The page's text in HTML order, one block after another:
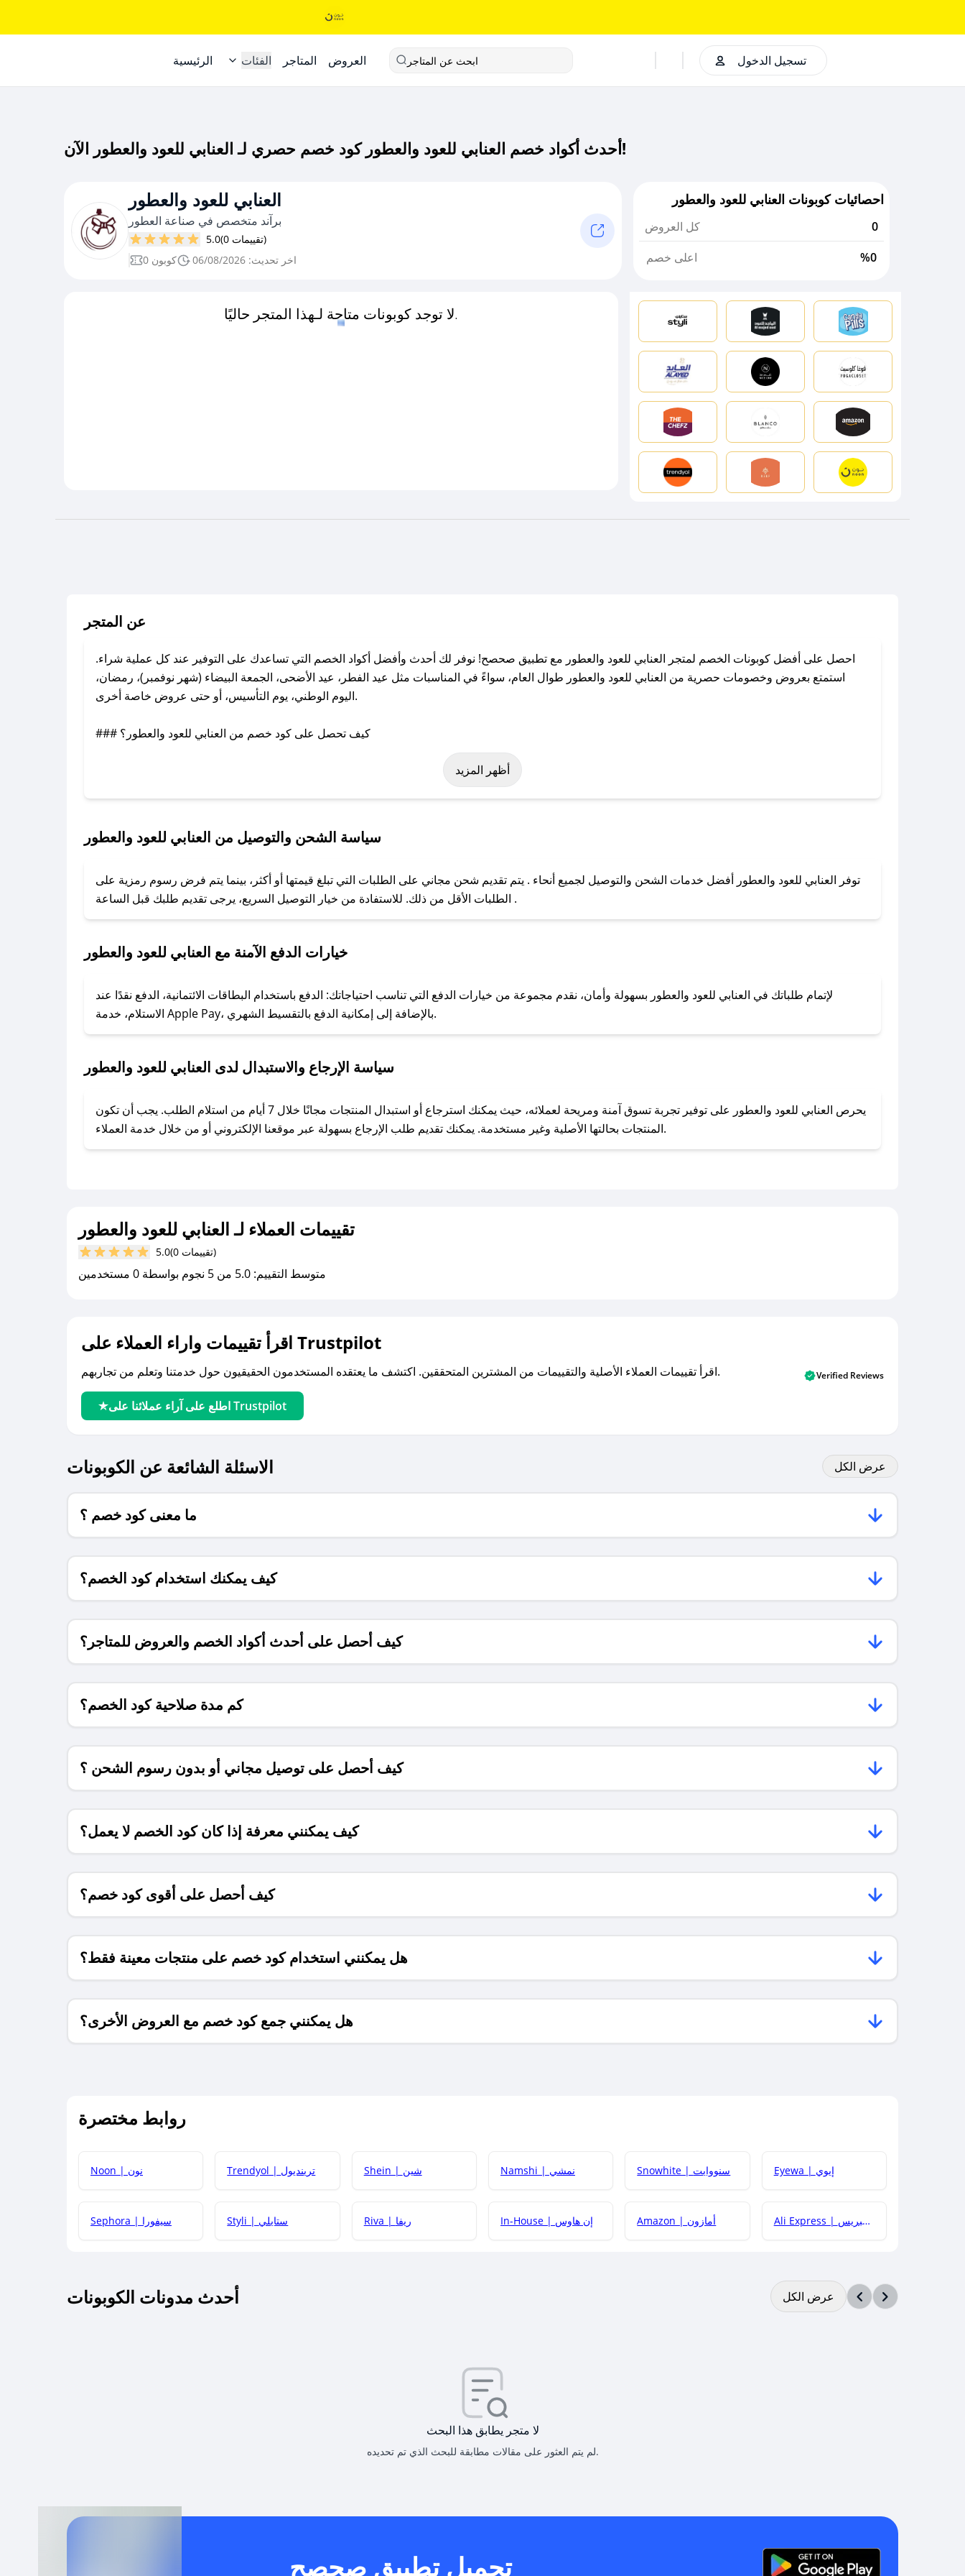
الرئيسية الفئات المتاجر العروض ابحث عن المتاجر تسجيل الدخول
أحدث أكواد خصم العنابي للعود والعطور كود خصم حصري لـ العنابي للعود والعطور الآن!
العنابي للعود والعطور
برآند متخصص في صناعة العطور
5.0
(0 تقييمات)
0 كوبون
اخر تحديث: 06/08/2026
احصائيات كوبونات العنابي للعود والعطور
كل العروض
0
اعلى خصم
%0
لا توجد كوبونات متاحة لـهذا المتجر حاليًا.
عن المتجر
احصل على أفضل كوبونات الخصم لمتجر العنابي للعود والعطور مع تطبيق صحصح! نوفر لك أحدث وأفضل أكواد الخصم التي تساعدك على التوفير عند كل عملية شراء.
استمتع بعروض وخصومات حصرية من العنابي للعود والعطور طوال العام، سواءً في المناسبات مثل عيد الفطر، عيد الأضحى، الجمعة البيضاء (شهر نوفمبر)، رمضان،
اليوم الوطني، يوم التأسيس، أو حتى عروض خاصة أخرى.
### كيف تحصل على كود خصم من العنابي للعود والعطور؟
باستخدام تطبيق صحصح، يمكنك العثور بسهولة على كود خصم العنابي للعود والعطور. وفي حال عدم توفر الكوبون، تواصل معنا عبر تويتر أو البريد الإلكتروني لإضافته
2. الصقه في خانة الدفع عند التسوق من العنابي للعود والعطور.
### ماذا أفعل إذا لم يعمل كود الخصم؟
لا تقلق! يمكنك التواصل مع فريق دعم صحصح عبر الرسائل الخاصة على تويتر أو البريد الإلكتروني، وسنقوم بحل المشكلة في أسرع وقت ممكن.
في حال عدم توفر كوبونات لمتجرك المفضل، يمكنك مراسلتنا مباشرة وسنعمل على توفير الكوبونات في أسرع وقت ممكن.
### كيف تحصل على كوبونات خصم حصرية من العنابي للعود والعطور؟
للحصول على كوبونات وخصومات حصرية، قم بما يلي:
- اضغط على أيقونة متابعة لمتجر العنابي للعود والعطور في تطبيق صحصح.
- قم بتفعيل إشعارات تطبيق صحصح ليصلك كل جديد.
أظهر المزيد
سياسة الشحن والتوصيل من العنابي للعود والعطور
توفر العنابي للعود والعطور أفضل خدمات الشحن والتوصيل لجميع أنحاء . يتم تقديم شحن مجاني على الطلبات التي تبلغ قيمتها أو أكثر، بينما يتم فرض رسوم رمزية على
الطلبات الأقل من ذلك. للاستفادة من خيار التوصيل السريع، يرجى تقديم طلبك قبل الساعة .
خيارات الدفع الآمنة مع العنابي للعود والعطور
لإتمام طلباتك في العنابي للعود والعطور بسهولة وأمان، نقدم مجموعة من خيارات الدفع التي تناسب احتياجاتك: الدفع باستخدام البطاقات الائتمانية، الدفع نقدًا عند
الاستلام، خدمة Apple Pay، بالإضافة إلى إمكانية الدفع بالتقسيط الشهري.
سياسة الإرجاع والاستبدال لدى العنابي للعود والعطور
يحرص العنابي للعود والعطور على توفير تجربة تسوق آمنة ومريحة لعملائه، حيث يمكنك استرجاع أو استبدال المنتجات مجانًا خلال 7 أيام من استلام الطلب. يجب أن تكون
المنتجات بحالتها الأصلية وغير مستخدمة. يمكنك تقديم طلب الإرجاع بسهولة عبر موقعنا الإلكتروني أو من خلال خدمة العملاء.
تقييمات العملاء لـ العنابي للعود والعطور
5.0 (0 تقييمات)
متوسط التقييم: 5.0 من 5 نجوم بواسطة 0 مستخدمين
اقرأ تقييمات واراء العملاء على Trustpilot
اقرأ تقييمات العملاء الأصلية والتقييمات من المشترين المتحققين. اكتشف ما يعتقده المستخدمون الحقيقيون حول خدمتنا وتعلم من تجاربهم.
اطلع على آراء عملائنا على Trustpilot
Verified Reviews
الاسئلة الشائعة عن الكوبونات عرض الكل
ما معنى كود خصم ؟
كيف يمكنك استخدام كود الخصم؟
كيف أحصل على أحدث أكواد الخصم والعروض للمتاجر؟
كم مدة صلاحية كود الخصم؟
كيف أحصل على توصيل مجاني أو بدون رسوم الشحن ؟
كيف يمكنني معرفة إذا كان كود الخصم لا يعمل؟
كيف أحصل على أقوى كود خصم؟
هل يمكنني استخدام كود خصم على منتجات معينة فقط؟
هل يمكنني جمع كود خصم مع العروض الأخرى؟
روابط مختصرة
Noon | نون Trendyol | ترينديول Shein | شين Namshi | نمشي Snowhite | سنووايت Eyewa | إيوي
Sephora | سيفورا Styli | ستايلي Riva | ريفا In-House | إن هاوس Amazon | أمازون Ali Express | علي إكسبريس
أحدث مدونات الكوبونات عرض الكل
لا متجر يطابق هذا البحث
لم يتم العثور على مقالات مطابقة للبحث الذي تم تحديده.
تحميل تطبيق صحصح